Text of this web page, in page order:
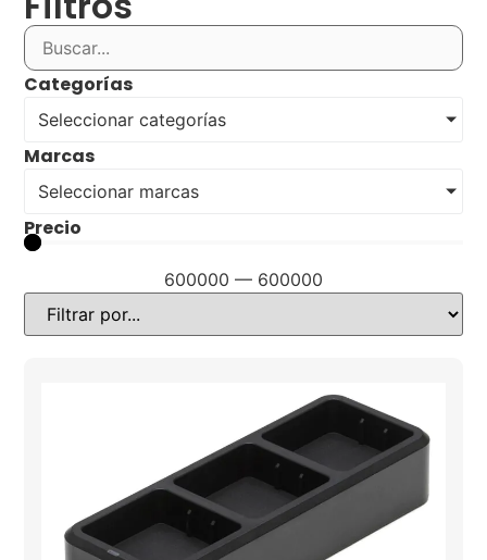
Categorías
Seleccionar categorías
Marcas
Seleccionar marcas
Precio
600000 — 600000